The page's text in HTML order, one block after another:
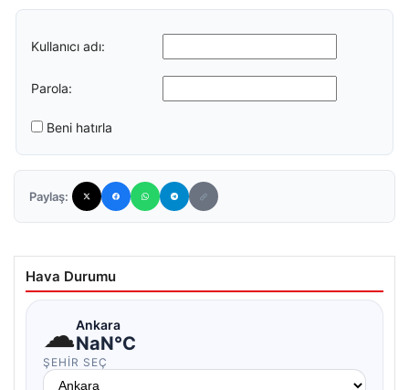
Kullanıcı adı:
Parola:
Beni hatırla
Paylaş:
Hava Durumu
☁Ankara
NaN°C
ŞEHIR SEÇ